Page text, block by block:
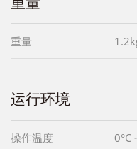
重量
运行环境
操作温度 0°C